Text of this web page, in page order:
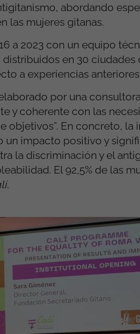
abordando
las mujeres gitanas.
a 2023 con un equipo
en 30 ciudades
a experiencias
por una
y coherente con las
objetivos”. En concreto, la
un impacto positivo y
la discriminación y el
El 92,5% de las
.